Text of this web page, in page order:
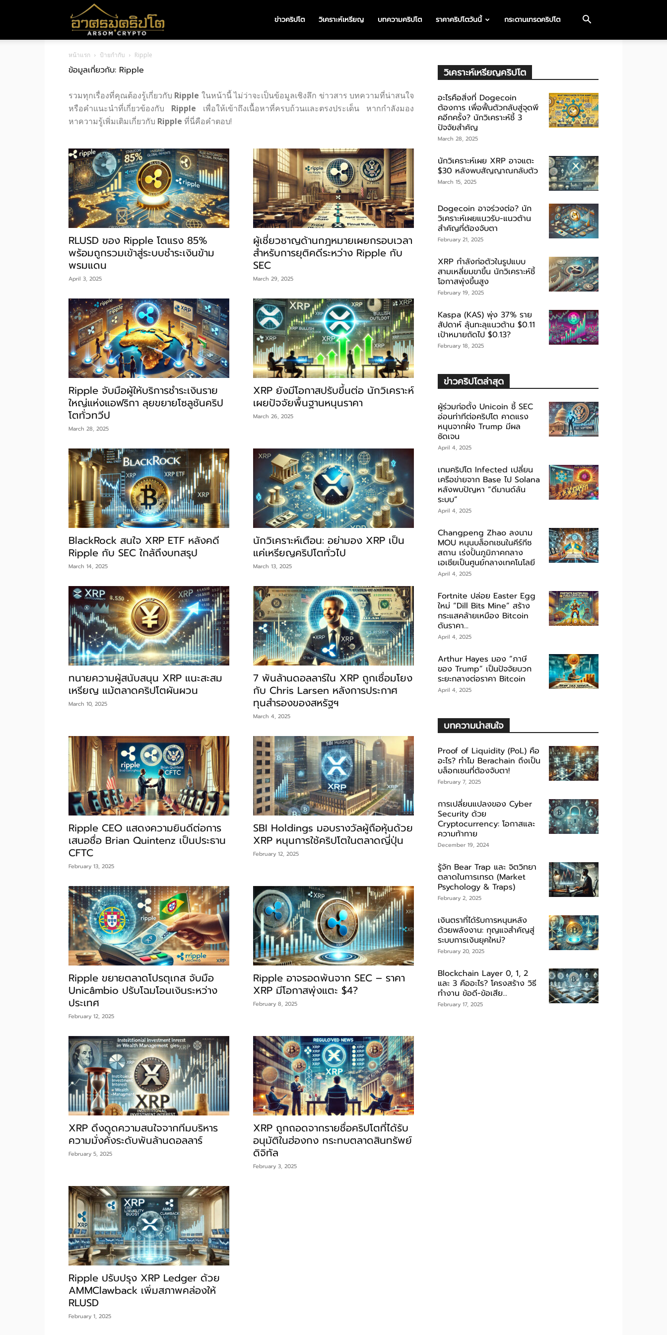
มค
ปโต
ข่าวคริปโต วิเคราะห์เหรียญ บทความคริปโต ราคาคริปโตวันนี้ กระดานเทรดคริปโต
หน้าแรก ป้ายกำกับ Ripple
ข้อมูลเกี่ยวกับ: Ripple
รวมทุกเรื่องที่คุณต้องรู้เกี่ยวกับ Ripple ในหน้านี้ ไม่ว่าจะเป็นข้อมูลเชิงลึก ข่าวสาร บทความที่น่าสนใจ
หรือคำแนะนำที่เกี่ยวข้องกับ Ripple เพื่อให้เข้าถึงเนื้อหาที่ครบถ้วนและตรงประเด็น หากกำลังมอง
หาความรู้เพิ่มเติมเกี่ยวกับ Ripple ที่นี่คือคำตอบ!
RLUSD ของ Ripple โตแรง 85%
พร้อมถูกรวมเข้าสู่ระบบชำระเงินข้าม
พรมแดน
April 3, 2025
ผู้เชี่ยวชาญด้านกฎหมายเผยกรอบเวลา
สำหรับการยุติคดีระหว่าง Ripple กับ
SEC
March 29, 2025
Ripple จับมือผู้ให้บริการชำระเงินราย
ใหญ่แห่งแอฟริกา ลุยขยายโซลูชันคริป
โตทั่วทวีป
March 28, 2025
XRP ยังมีโอกาสปรับขึ้นต่อ นักวิเคราะห์
เผยปัจจัยพื้นฐานหนุนราคา
March 26, 2025
BlackRock สนใจ XRP ETF หลังคดี
Ripple กับ SEC ใกล้ถึงบทสรุป
March 14, 2025
นักวิเคราะห์เตือน: อย่ามอง XRP เป็น
แค่เหรียญคริปโตทั่วไป
March 13, 2025
ทนายความผู้สนับสนุน XRP แนะสะสม
เหรียญ แม้ตลาดคริปโตผันผวน
March 10, 2025
7 พันล้านดอลลาร์ใน XRP ถูกเชื่อมโยง
กับ Chris Larsen หลังการประกาศ
ทุนสำรองของสหรัฐฯ
March 4, 2025
Ripple CEO แสดงความยินดีต่อการ
เสนอชื่อ Brian Quintenz เป็นประธาน
CFTC
February 13, 2025
SBI Holdings มอบรางวัลผู้ถือหุ้นด้วย
XRP หนุนการใช้คริปโตในตลาดญี่ปุ่น
February 12, 2025
Ripple ขยายตลาดโปรตุเกส จับมือ
Unicâmbio ปรับโฉมโอนเงินระหว่าง
ประเทศ
February 12, 2025
Ripple อาจรอดพ้นจาก SEC – ราคา
XRP มีโอกาสพุ่งแตะ $4?
February 8, 2025
XRP ดึงดูดความสนใจจากทีมบริหาร
ความมั่งคั่งระดับพันล้านดอลลาร์
February 5, 2025
XRP ถูกถอดจากรายชื่อคริปโตที่ได้รับ
อนุมัติในฮ่องกง กระทบตลาดสินทรัพย์
ดิจิทัล
February 3, 2025
Ripple ปรับปรุง XRP Ledger ด้วย
AMMClawback เพิ่มสภาพคล่องให้
RLUSD
February 1, 2025
วิเคราะห์เหรียญคริปโต
อะไรคือสิ่งที่ Dogecoin
ต้องการ เพื่อฟื้นตัวกลับสู่จุดพี
คอีกครั้ง? นักวิเคราะห์ชี้ 3
ปัจจัยสำคัญ
March 28, 2025
นักวิเคราะห์เผย XRP อาจแตะ
$30 หลังพบสัญญาณกลับตัว
March 15, 2025
Dogecoin อาจร่วงต่อ? นัก
วิเคราะห์เผยแนวรับ-แนวต้าน
สำคัญที่ต้องจับตา
February 21, 2025
XRP กำลังก่อตัวในรูปแบบ
สามเหลี่ยมขาขึ้น นักวิเคราะห์ชี้
โอกาสพุ่งขึ้นสูง
February 19, 2025
Kaspa (KAS) พุ่ง 37% ราย
สัปดาห์ ลุ้นทะลุแนวต้าน $0.11
เป้าหมายถัดไป $0.13?
February 18, 2025
ข่าวคริปโตล่าสุด
ผู้ร่วมก่อตั้ง Unicoin ชี้ SEC
อ่อนท่าทีต่อคริปโต คาดแรง
หนุนจากฝั่ง Trump มีผล
ชัดเจน
April 4, 2025
เกมคริปโต Infected เปลี่ยน
เครือข่ายจาก Base ไป Solana
หลังพบปัญหา “ดีมานด์ล้น
ระบบ”
April 4, 2025
Changpeng Zhao ลงนาม
MOU หนุนบล็อกเชนในคีร์กีซ
สถาน เร่งปั้นภูมิภาคกลาง
เอเชียเป็นศูนย์กลางเทคโนโลยี
April 4, 2025
Fortnite ปล่อย Easter Egg
ใหม่ “Dill Bits Mine” สร้าง
กระแสคล้ายเหมือง Bitcoin
ดันราคา...
April 4, 2025
Arthur Hayes มอง “ภาษี
ของ Trump” เป็นปัจจัยบวก
ระยะกลางต่อราคา Bitcoin
April 4, 2025
บทความน่าสนใจ
Proof of Liquidity (PoL) คือ
อะไร? ทำไม Berachain ถึงเป็น
บล็อกเชนที่ต้องจับตา!
February 7, 2025
การเปลี่ยนแปลงของ Cyber
Security ด้วย
Cryptocurrency: โอกาสและ
ความท้าทาย
December 19, 2024
รู้จัก Bear Trap และ จิตวิทยา
ตลาดในการเทรด (Market
Psychology & Traps)
February 2, 2025
เงินตราที่ได้รับการหนุนหลัง
ด้วยพลังงาน: กุญแจสำคัญสู่
ระบบการเงินยุคใหม่?
February 20, 2025
Blockchain Layer 0, 1, 2
และ 3 คืออะไร? โครงสร้าง วิธี
ทำงาน ข้อดี-ข้อเสีย...
February 17, 2025